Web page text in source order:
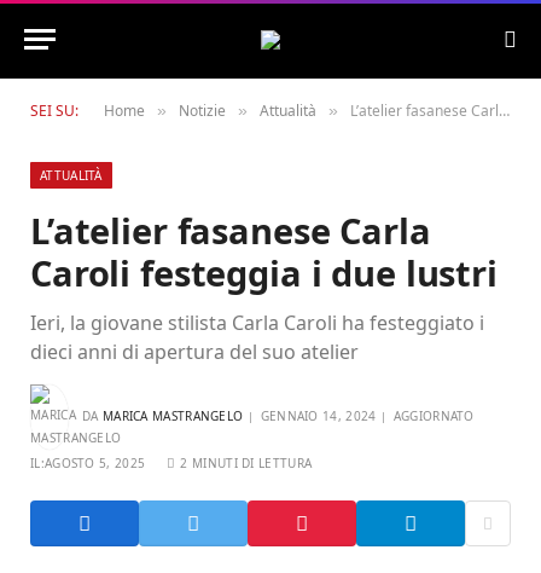
SEI SU: Home » Notizie » Attualità » L’atelier fasanese Carla Caroli festeggia i due lustri
ATTUALITÀ
L’atelier fasanese Carla
Caroli festeggia i due lustri
Ieri, la giovane stilista Carla Caroli ha festeggiato i
dieci anni di apertura del suo atelier
DA MARICA MASTRANGELO GENNAIO 14, 2024 AGGIORNATO
IL:AGOSTO 5, 2025 2 MINUTI DI LETTURA